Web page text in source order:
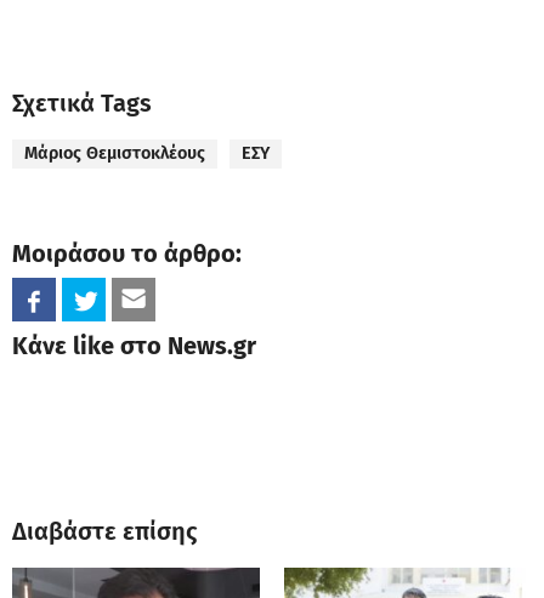
Σχετικά Tags
Μάριος Θεμιστοκλέους ΕΣΥ
Μοιράσου το άρθρο:
Κάνε like στο News.gr
Διαβάστε επίσης